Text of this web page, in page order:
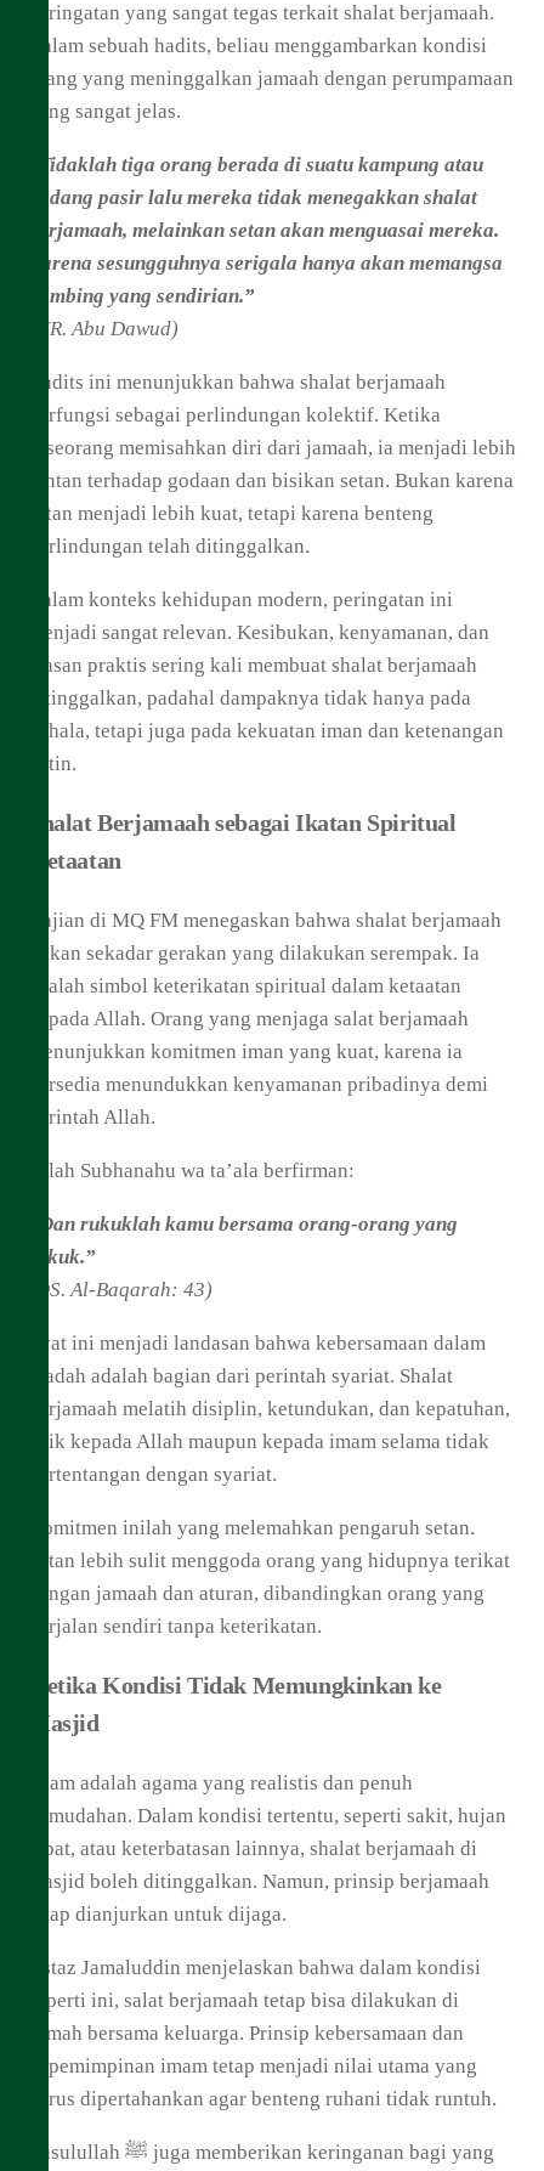
peringatan yang sangat tegas terkait shalat berjamaah.
Dalam sebuah hadits, beliau menggambarkan kondisi
orang yang meninggalkan jamaah dengan perumpamaan
yang sangat jelas.
“Tidaklah tiga orang berada di suatu kampung atau
padang pasir lalu mereka tidak menegakkan shalat
berjamaah, melainkan setan akan menguasai mereka.
Karena sesungguhnya serigala hanya akan memangsa
kambing yang sendirian.”
(HR. Abu Dawud)
Hadits ini menunjukkan bahwa shalat berjamaah
berfungsi sebagai perlindungan kolektif. Ketika
seseorang memisahkan diri dari jamaah, ia menjadi lebih
rentan terhadap godaan dan bisikan setan. Bukan karena
setan menjadi lebih kuat, tetapi karena benteng
perlindungan telah ditinggalkan.
Dalam konteks kehidupan modern, peringatan ini
menjadi sangat relevan. Kesibukan, kenyamanan, dan
alasan praktis sering kali membuat shalat berjamaah
ditinggalkan, padahal dampaknya tidak hanya pada
pahala, tetapi juga pada kekuatan iman dan ketenangan
batin.
Shalat Berjamaah sebagai Ikatan Spiritual
Ketaatan
Kajian di MQ FM menegaskan bahwa shalat berjamaah
bukan sekadar gerakan yang dilakukan serempak. Ia
adalah simbol keterikatan spiritual dalam ketaatan
kepada Allah. Orang yang menjaga salat berjamaah
menunjukkan komitmen iman yang kuat, karena ia
bersedia menundukkan kenyamanan pribadinya demi
perintah Allah.
Allah Subhanahu wa ta’ala berfirman:
“Dan rukuklah kamu bersama orang-orang yang
rukuk.”
(QS. Al-Baqarah: 43)
Ayat ini menjadi landasan bahwa kebersamaan dalam
ibadah adalah bagian dari perintah syariat. Shalat
berjamaah melatih disiplin, ketundukan, dan kepatuhan,
baik kepada Allah maupun kepada imam selama tidak
bertentangan dengan syariat.
Komitmen inilah yang melemahkan pengaruh setan.
Setan lebih sulit menggoda orang yang hidupnya terikat
dengan jamaah dan aturan, dibandingkan orang yang
berjalan sendiri tanpa keterikatan.
Ketika Kondisi Tidak Memungkinkan ke
Masjid
Islam adalah agama yang realistis dan penuh
kemudahan. Dalam kondisi tertentu, seperti sakit, hujan
lebat, atau keterbatasan lainnya, shalat berjamaah di
masjid boleh ditinggalkan. Namun, prinsip berjamaah
tetap dianjurkan untuk dijaga.
Ustaz Jamaluddin menjelaskan bahwa dalam kondisi
seperti ini, salat berjamaah tetap bisa dilakukan di
rumah bersama keluarga. Prinsip kebersamaan dan
kepemimpinan imam tetap menjadi nilai utama yang
harus dipertahankan agar benteng ruhani tidak runtuh.
Rasulullah ﷺ juga memberikan keringanan bagi yang